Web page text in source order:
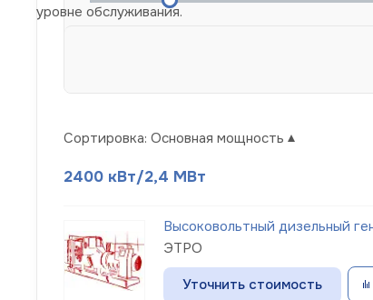
Сортировка: Основная мощность
2400 кВт/2,4 МВт
Высоковольтный дизельный
ЭТРО
Уточнить стоимость
уровне обслуживания.